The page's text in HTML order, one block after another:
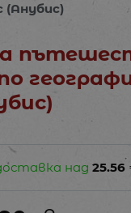
(Анубис)
над25.56